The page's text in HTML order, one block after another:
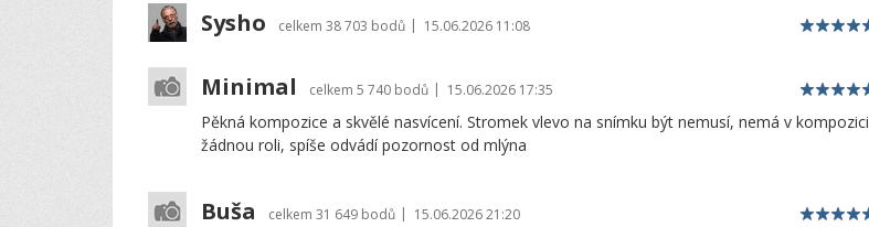
Sysho celkem 38 703 bodů | 15.06.2026 11:08
Minimal celkem 5 740 bodů | 15.06.2026 17:35
Pěkná kompozice a skvělé nasvícení. Stromek vlevo na snímku být nemusí, nemá v kompozici
žádnou roli, spíše odvádí pozornost od mlýna
Buša celkem 31 649 bodů | 15.06.2026 21:20